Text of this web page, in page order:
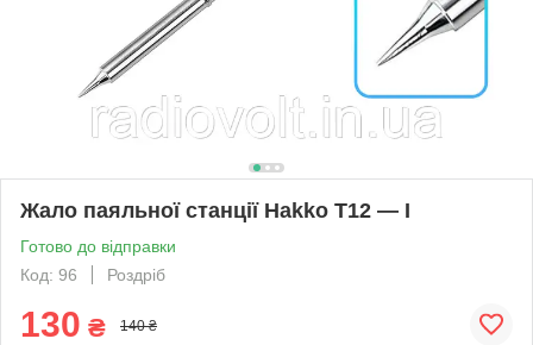
Жало паяльної станції Hakko T12 — I
Готово до відправки
Код: 96
Роздріб
130 ₴ 140 ₴